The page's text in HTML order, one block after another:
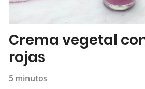
Crema vegetal
rojas
5 minutos